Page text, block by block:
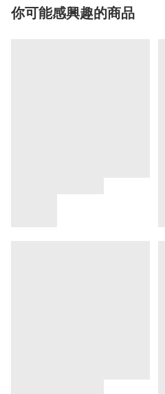
你可能感興趣的商品